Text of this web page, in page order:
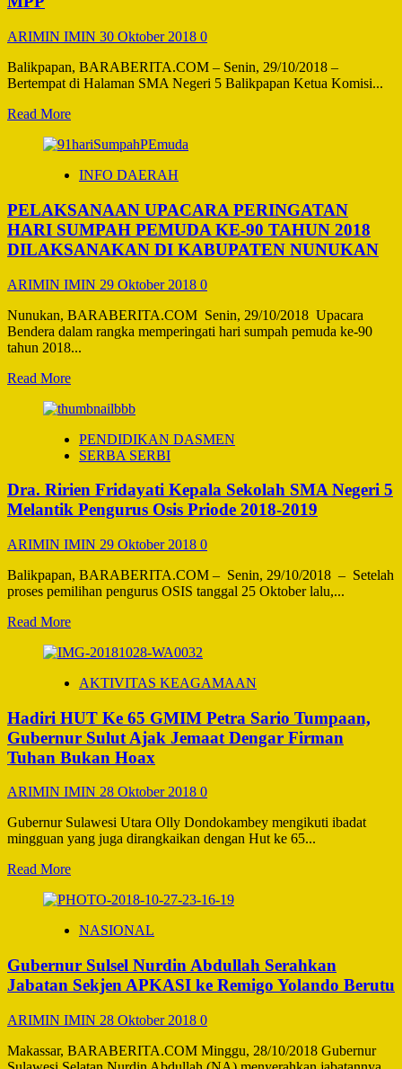
Tingkat
SMA/MA/SMK
Se
Balikpapan,
Di
SMA
ARIMIN IMIN 30 Oktober 2018 0
Balikpapan, BARABERITA.COM – Senin, 29/10/2018 –
Bertempat di Halaman SMA Negeri 5 Balikpapan Ketua Komisi...
Read MoreRead
about
Hasil
Siswa
Siswi
SMA
Negeri
Balikpapan
Di
Buka
Dr.
Ir.
Sjaifudian,
MPP
INFO DAERAH
PELAKSANAAN UPACARA PERINGATAN
HARI SUMPAH PEMUDA KE-90 TAHUN 2018
DILAKSANAKAN DI KABUPATEN NUNUKAN
ARIMIN IMIN 29 Oktober 2018 0
Nunukan, BARABERITA.COM Senin, 29/10/2018 Upacara
Bendera dalam rangka memperingati hari sumpah pemuda ke-90
tahun 2018...
Read MoreRead
about
UPACARA
PERINGATAN
SUMPAH
PEMUDA
90
TAHUN
2018
DILAKSANAKAN
KABUPATEN
PENDIDIKAN DASMEN
SERBA SERBI
Dra. Ririen Fridayati Kepala Sekolah SMA Negeri 5
Melantik Pengurus Osis Priode 2018-2019
ARIMIN IMIN 29 Oktober 2018 0
Balikpapan, BARABERITA.COM – Senin, 29/10/2018 – Setelah
proses pemilihan pengurus OSIS tanggal 25 Oktober lalu,...
Read MoreRead
about
Ririen
Kepala
Sekolah
SMA
Negeri
Melantik
Pengurus
Osis
Priode
2019
AKTIVITAS KEAGAMAAN
Hadiri HUT Ke 65 GMIM Petra Sario Tumpaan,
Gubernur Sulut Ajak Jemaat Dengar Firman
Tuhan Bukan Hoax
ARIMIN IMIN 28 Oktober 2018 0
Gubernur Sulawesi Utara Olly Dondokambey mengikuti ibadat
mingguan yang juga dirangkaikan dengan Hut ke 65...
Read MoreRead
about
HUT
65
GMIM
Petra
Sario
Tumpaan,
Gubernur
Sulut
NASIONAL
Gubernur Sulsel Nurdin Abdullah Serahkan
Jabatan Sekjen APKASI ke Remigo Yolando Berutu
ARIMIN IMIN 28 Oktober 2018 0
Makassar, BARABERITA.COM Minggu, 28/10/2018 Gubernur